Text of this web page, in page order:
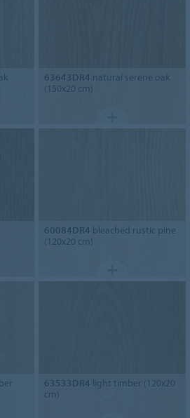
63643DR4 natural serene oak
(150x20 cm)
60084DR4 bleached rustic pine
(120x20 cm)
63533DR4 light timber (120x20
cm)